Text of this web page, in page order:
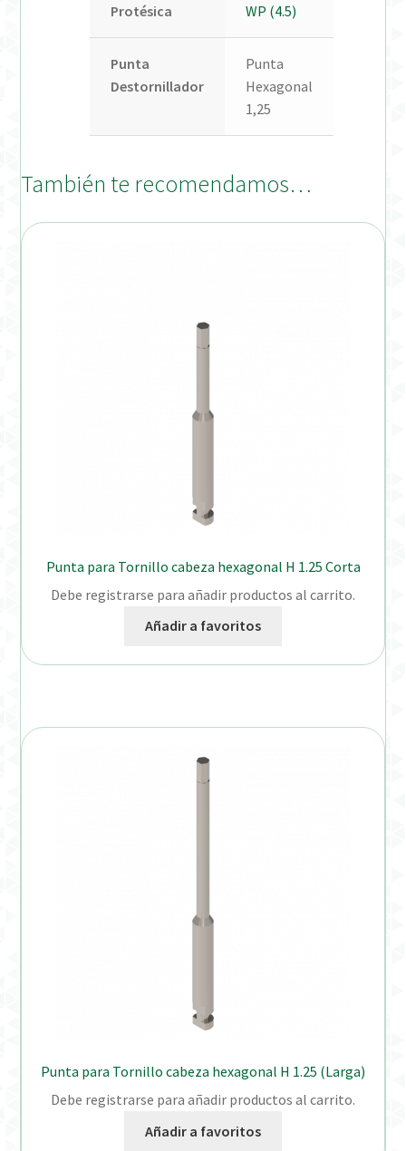
Protésica
WP (4.5)
Punta
Destornillador
Punta
Hexagonal
1,25
También te recomendamos…
Punta para Tornillo cabeza hexagonal H 1.25 Corta
Debe registrarse para añadir productos al carrito.
Añadir a favoritos
Punta para Tornillo cabeza hexagonal H 1.25 (Larga)
Debe registrarse para añadir productos al carrito.
Añadir a favoritos